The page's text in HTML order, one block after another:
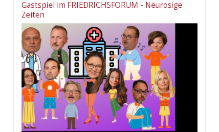
Gastspiel im FRIEDRICHSFORUM - Neurosige
Zeiten